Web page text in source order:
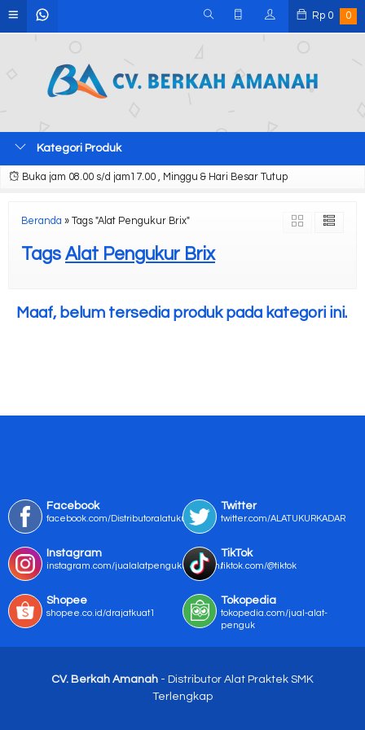
Rp 0 0
Kategori Produk
Buka jam 08.00 s/d jam17.00 , Minggu & Hari Besar Tutup
Beranda » Tags "Alat Pengukur Brix"
Tags Alat Pengukur Brix
Maaf, belum tersedia produk pada kategori ini.
Facebook
facebook.com/Distributoralatukur
Twitter
twitter.com/ALATUKURKADAR
Instagram
instagram.com/jualalatpengukurmurah/
TikTok
tiktok.com/@tiktok
Shopee
shopee.co.id/drajatkuat1
Tokopedia
tokopedia.com/jual-alat-
penguk
CV. Berkah Amanah - Distributor Alat Praktek SMK
Terlengkap